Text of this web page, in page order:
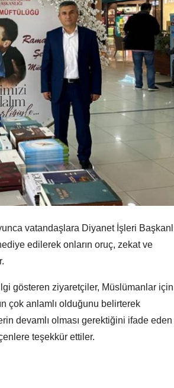
vatandaşlara Diyanet İşleri
edilerek onların oruç, zekat ve
gösteren ziyaretçiler, Müslümanlar için
çok anlamlı olduğunu belirterek
devamlı olması gerektiğini ifade eden
teşekkür ettiler.